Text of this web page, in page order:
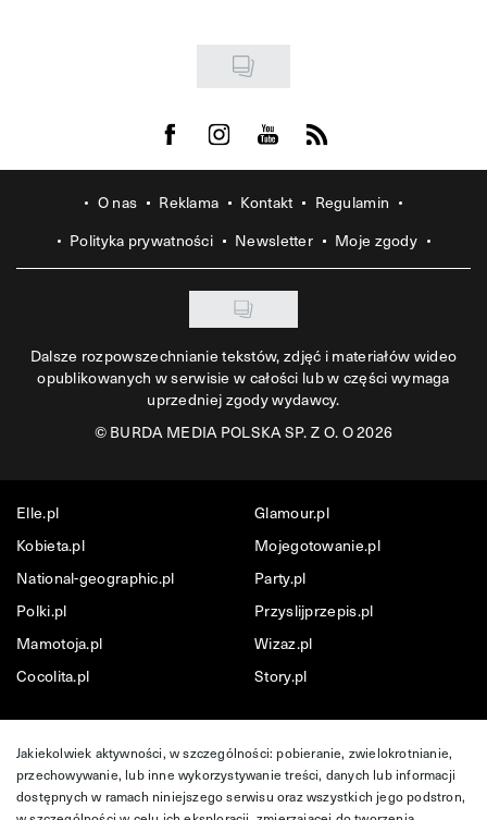
Visit us on Facebook
Visit us on Instagram
Visit us on Youtube
Visit us on Rss
O nas Reklama Kontakt
Regulamin
Polityka prywatności
Newsletter Moje zgody
Dalsze rozpowszechnianie tekstów, zdjęć i materiałów wideo
opublikowanych w serwisie w całości lub w części wymaga
uprzedniej zgody wydawcy.
©BURDA MEDIA POLSKA SP. Z O. O 2026
Elle.pl
Glamour.pl
Kobieta.pl
Mojegotowanie.pl
National-geographic.pl
Party.pl
Polki.pl
Przyslijprzepis.pl
Mamotoja.pl
Wizaz.pl
Cocolita.pl
Story.pl
Jakiekolwiek aktywności, w szczególności: pobieranie, zwielokrotnianie,
przechowywanie, lub inne wykorzystywanie treści, danych lub informacji
dostępnych w ramach niniejszego serwisu oraz wszystkich jego podstron,